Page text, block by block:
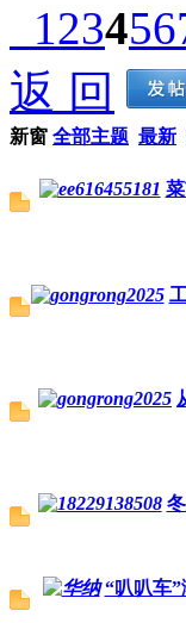
123456
返 回
新窗 全部主题 最新
“叭叭车